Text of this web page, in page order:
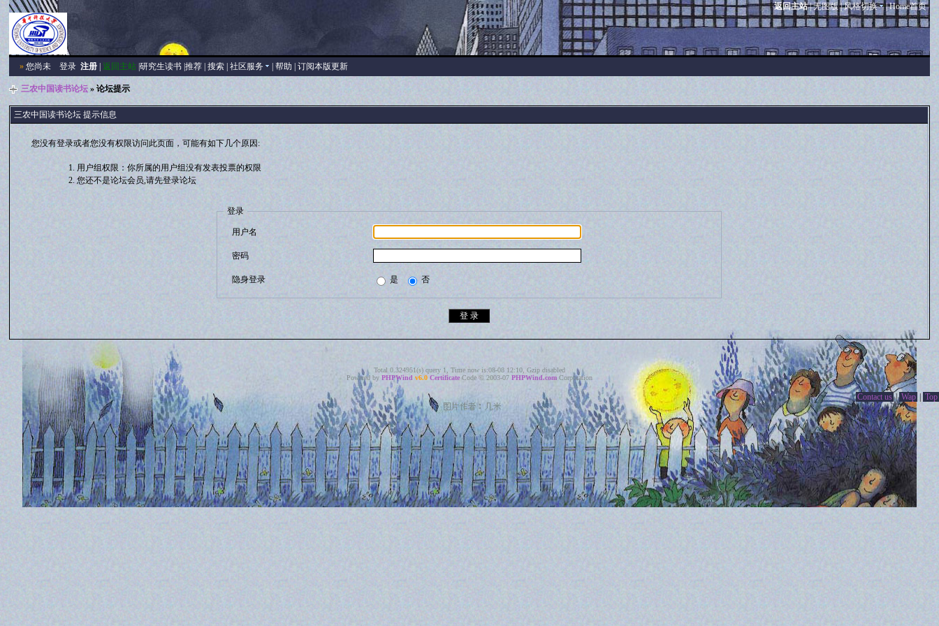
返回主站|无图版|风格切换 |Home首页
» 您尚未登录 注册 |返回主站 |研究生读书 |推荐 |搜索 |社区服务 |帮助 |订阅本版更新
三农中国读书论坛 » 论坛提示
三农中国读书论坛 提示信息
您没有登录或者您没有权限访问此页面，可能有如下几个原因:
用户组权限：你所属的用户组没有发表投票的权限
您还不是论坛会员,请先登录论坛
登录
用户名
密码
隐身登录 是 否
Total 0.324951(s) query 1, Time now is:08-08 12:10, Gzip disabled
Powered by PHPWind v6.0 Certificate Code © 2003-07 PHPWind.com Corporation
Contact us | Wap | Top